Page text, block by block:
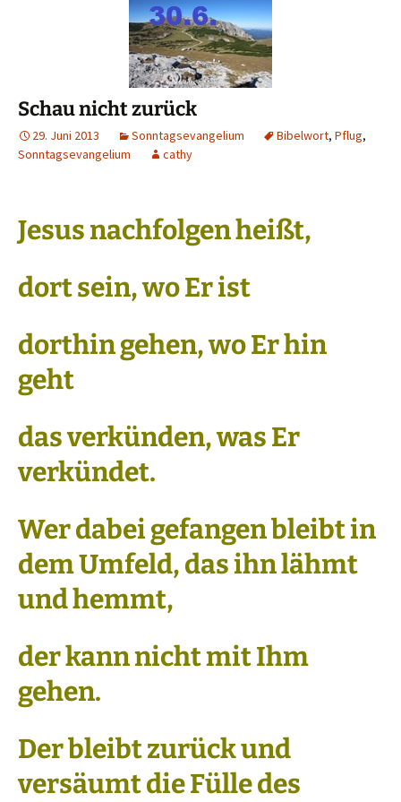
Schau nicht zurück
29. Juni 2013 Sonntagsevangelium Bibelwort, Pflug,
Sonntagsevangelium
cathy
Jesus nachfolgen heißt,
dort sein, wo Er ist
dorthin gehen, wo Er hin
geht
das verkünden, was Er
verkündet.
Wer dabei gefangen bleibt in
dem Umfeld, das ihn lähmt
und hemmt,
der kann nicht mit Ihm
gehen.
Der bleibt zurück und
versäumt die Fülle des